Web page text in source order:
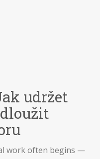
udržet
work often begins —